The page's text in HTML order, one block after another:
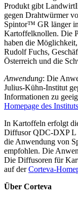
Produkt gibt
gegen Drahtwürmer
Spintor™ GR länger
Kartoffelknollen. Die
haben die
Rudolf Fuchs,
Österreich und die
Anwendung: Die
Julius-Kühn-Institut
Informationen zu
Homepage des Instituts
In Kartoffeln erfolgt
Diffusor QDC-DXP L
die Anwendung von
empfohlen. Die
Die Diffusoren für
auf derCorteva-
Über Corteva